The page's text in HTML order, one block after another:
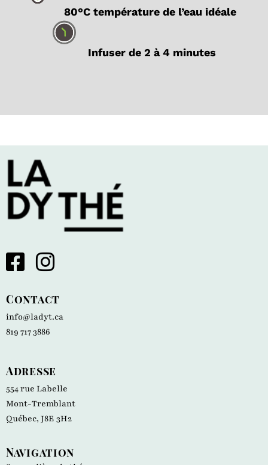
80°C température de l’eau idéale
Infuser de 2 à 4 minutes
Contact
info@ladyt.ca
819 717 3886
Adresse
554 rue Labelle
Mont-Tremblant
Québec, J8E 3H2
Navigation